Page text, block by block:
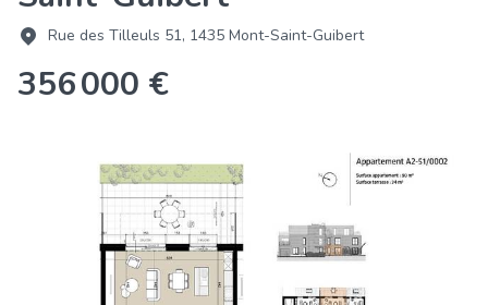
Rue des Tilleuls 51, 1435 Mont-Saint-Guibert
356 000 €